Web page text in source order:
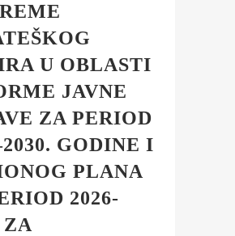
U OBLASTI
JAVNE
ZA PERIOD
GODINE I
PLANA
2026-
ZA